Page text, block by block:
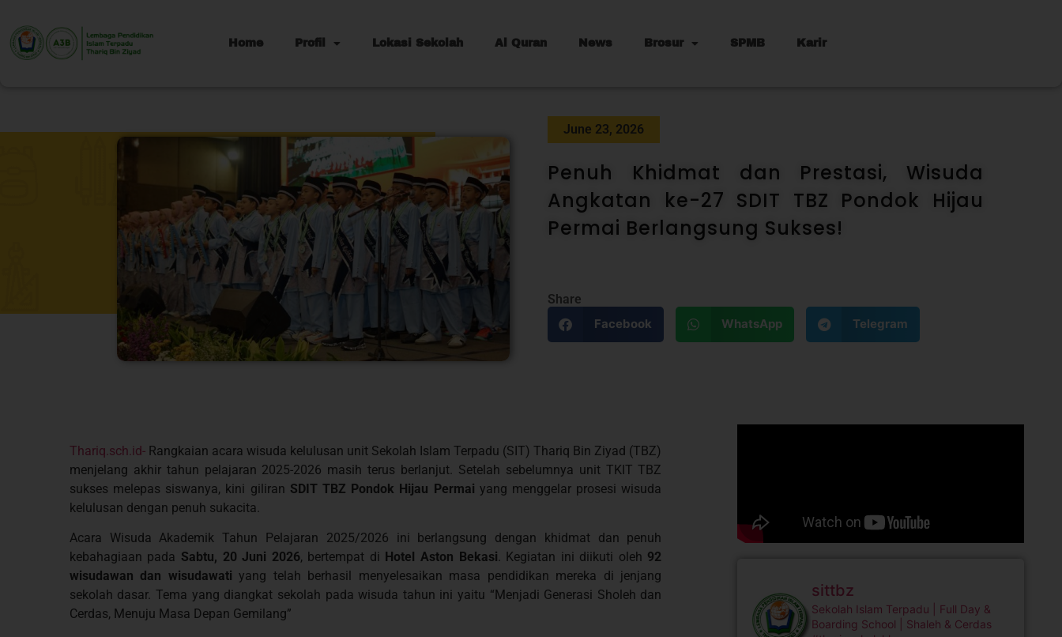
Home Profil Lokasi Sekolah Al Quran News Brosur SPMB Karir
June 23, 2026
Penuh Khidmat dan Prestasi, Wisuda
Angkatan ke-27 SDIT TBZ Pondok Hijau
Permai Berlangsung Sukses!
Share
Facebook
WhatsApp Telegram
Thariq.sch.id- Rangkaian acara wisuda kelulusan unit Sekolah Islam Terpadu (SIT) Thariq Bin Ziyad (TBZ)
menjelang akhir tahun pelajaran 2025-2026 masih terus berlanjut. Setelah sebelumnya unit TKIT TBZ
sukses melepas siswanya, kini giliran SDIT TBZ Pondok Hijau Permai yang menggelar prosesi wisuda
kelulusan dengan penuh sukacita.
Acara Wisuda Akademik Tahun Pelajaran 2025/2026 ini berlangsung dengan khidmat dan penuh
kebahagiaan pada Sabtu, 20 Juni 2026, bertempat di Hotel Aston Bekasi. Kegiatan ini diikuti oleh 92
wisudawan dan wisudawati yang telah berhasil menyelesaikan masa pendidikan mereka di jenjang
sekolah dasar. Tema yang diangkat sekolah pada wisuda tahun ini yaitu “Menjadi Generasi Sholeh dan
Cerdas, Menuju Masa Depan Gemilang”
sittbz
Sekolah Islam Terpadu | Full Day &
Boarding School | Shaleh & Cerdas